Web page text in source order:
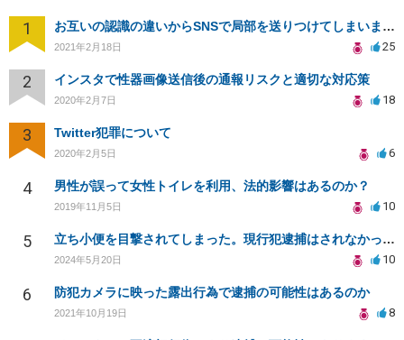
1 お互いの認識の違いからSNSで局部を送りつけてしまいました
2021年2月18日 25
2 インスタで性器画像送信後の通報リスクと適切な対応策
2020年2月7日 18
3 Twitter犯罪について
2020年2月5日 6
4 男性が誤って女性トイレを利用、法的影響はあるのか？
2019年11月5日 10
5 立ち小便を目撃されてしまった。現行犯逮捕はされなかったが後日事件化したり、逮捕されないか不安です。
2024年5月20日 10
6 防犯カメラに映った露出行為で逮捕の可能性はあるのか
2021年10月19日 8